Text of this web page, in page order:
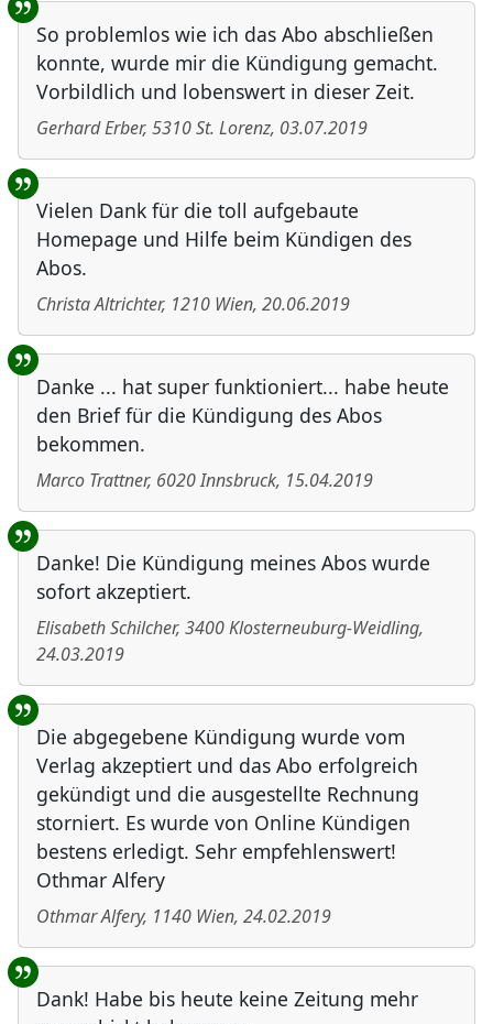
So problemlos wie ich das Abo abschließen
konnte, wurde mir die Kündigung gemacht.
Vorbildlich und lobenswert in dieser Zeit.
Gerhard Erber, 5310St. Lorenz, 03.07.2019
Vielen Dank für die toll aufgebaute
Homepage und Hilfe beim Kündigen des
Abos.
Christa Altrichter, 1210 Wien, 20.06.2019
Danke ... hat super funktioniert... habe heute
den Brief für die Kündigung des Abos
bekommen.
Marco Trattner, 6020Innsbruck, 15.04.2019
Danke! Die Kündigung meines Abos wurde
sofort akzeptiert.
Elisabeth Schilcher, 3400Klosterneuburg-Weidling,
24.03.2019
Die abgegebene Kündigung wurde vom
Verlag akzeptiert und das Abo erfolgreich
gekündigt und die ausgestellte Rechnung
storniert. Es wurde von Online Kündigen
bestens erledigt. Sehr empfehlenswert!
Othmar Alfery
Othmar Alfery, 1140 Wien, 24.02.2019
Dank! Habe bis heute keine Zeitung mehr